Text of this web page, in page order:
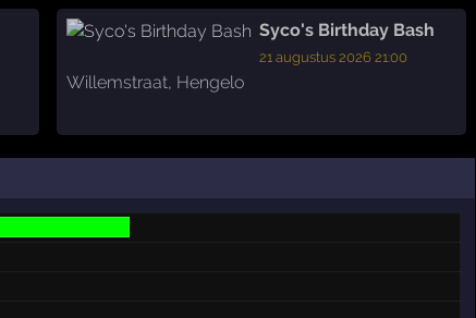
Syco's Birthday Bash
21 augustus 2026 21:00
Willemstraat, Hengelo